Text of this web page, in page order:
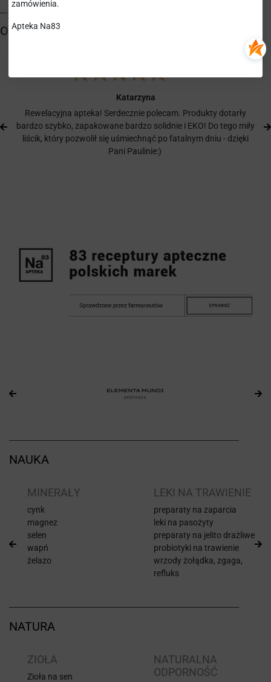
Katarzyna
Rewelacyjna apteka! Serdecznie polecam. Produkty dotarły
bardzo szybko, zapakowane bardzo solidnie i EKO! Do tego miły
liścik, który pozwolił się uśmiechnąć po fatalnym dniu - dzięki
Pani Paulinie:)
NAUKA
MINERAŁY
cynk
magnez
selen
wapń
żelazo
LEKI NA TRAWIENIE
preparaty na zaparcia
leki na pasożyty
preparaty na jelito drażliwe
probiotyki na trawienie
wrzody żołądka, zgaga,
refluks
NATURA
ZIOŁA
Zioła na sen
NATURALNA
ODPORNOŚĆ
zamówienia.
Apteka Na83